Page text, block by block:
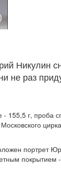
не раз
155,5 г,
портрет
покрытием